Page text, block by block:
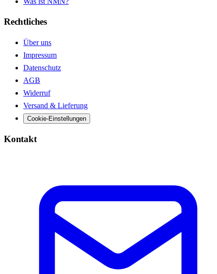
Rechtliches
Über uns
Impressum
Datenschutz
AGB
Widerruf
Versand & Lieferung
Cookie-Einstellungen
Kontakt